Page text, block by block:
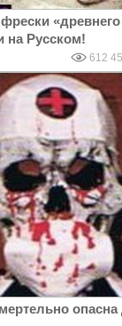
на Русском!
612